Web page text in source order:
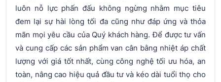
luôn nỗ lực phấn đấu không ngừng nhằm mục tiêu
đem lại sự hài lòng tối đa cũng như đáp ứng và thỏa
mãn mọi yêu cầu của Quý khách hàng. Để được tư vấn
và cung cấp các sản phẩm van cân bằng nhiệt áp chất
lượng với giá tốt nhất, cùng công nghệ tối ưu hóa, an
toàn, nâng cao hiệu quả đầu tư và kéo dài tuổi thọ cho